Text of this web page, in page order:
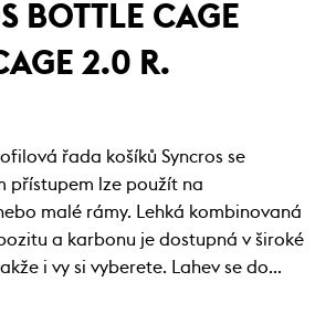
BOTTLE CAGE
2.0 R.
řada košíků Syncros se
přístupem lze použít na
malé rámy. Lehká kombinovaná
a karbonu je dostupná v široké
i vy si vyberete. Lahev se do…